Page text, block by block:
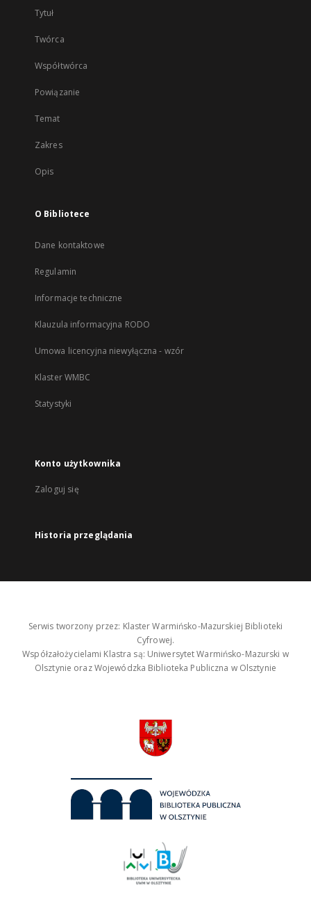
Tytuł
Twórca
Współtwórca
Powiązanie
Temat
Zakres
Opis
O Bibliotece
Dane kontaktowe
Regulamin
Informacje techniczne
Klauzula informacyjna RODO
Umowa licencyjna niewyłączna - wzór
Klaster WMBC
Statystyki
Konto użytkownika
Zaloguj się
Historia przeglądania
Serwis tworzony przez: Klaster Warmińsko-Mazurskiej Biblioteki
Cyfrowej.
Współzałożycielami Klastra są: Uniwersytet Warmińsko-Mazurski w
Olsztynie oraz Wojewódzka Biblioteka Publiczna w Olsztynie